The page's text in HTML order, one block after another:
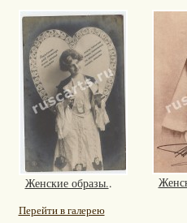
Женские образы..
Перейти в галерею